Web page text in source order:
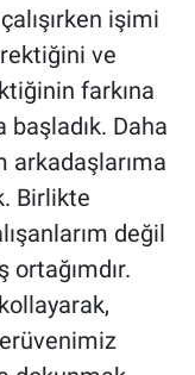
işimi
ve
farkına
başladık. Daha
Birlikte
değil
ortağımdır.